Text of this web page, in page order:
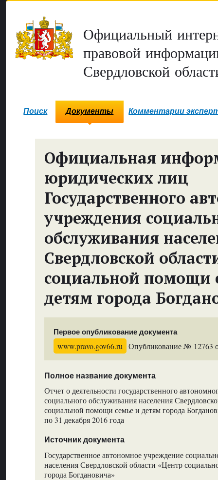
Официальный
правовой
Свердловской
Поиск Документы Комментарии
Официальная
юридических лиц
Государственного
учреждения
обслуживания
Свердловской
социальной помощи
детям города
Первое опубликование документа
www.pravo.gov66.ru Опубликование № 12763
Полное название документа
Отчет о деятельности государственного
социального обслуживания населения
социальной помощи семье и детям города
по 31 декабря 2016 года
Источник документа
Государственное автономное учреждение
населения Свердловской области «Центр
города Богдановича»